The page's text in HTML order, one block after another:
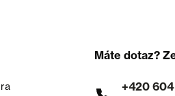
Máte dotaz?
+420